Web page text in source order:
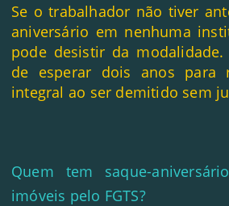
Se o trabalhador não tiver
aniversário em nenhuma
pode desistir da
de esperar dois anos para
integral ao ser demitido sem
Quem tem saque-
imóveis pelo FGTS?